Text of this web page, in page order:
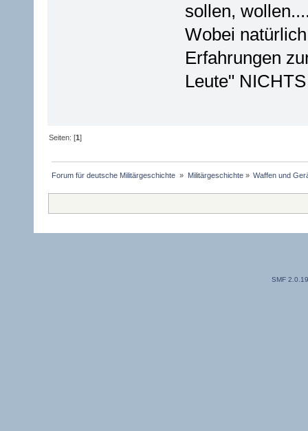
sollen,
Wobei
Erfahrungen
Leute"
Seiten: [1]
Forum für deutsche Militärgeschichte » Militärgeschichte» Waffen und
SMF 2.0.19